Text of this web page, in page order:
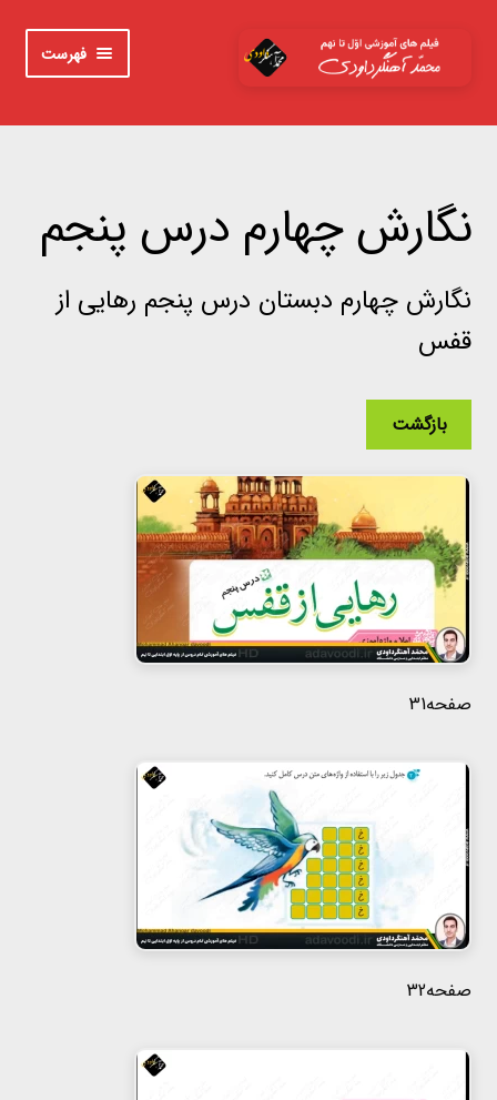
فهرست
خانه
دوم
سوم
چهارم
پنجم
ششم
هفتم
هشتم
نهم
نگارش چهارم درس پنجم
نگارش چهارم دبستان درس پنجم رهایی از
قفس
بازگشت
صفحه31
صفحه32